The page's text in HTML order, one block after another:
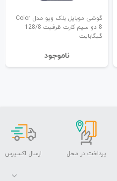
گوشی موبایل بلک ویو مدل Color
8 دو سیم کارت ظرفیت 128/8
گیگابایت
نا‌موجود
پرداخت در محل ارسال اکسپرس